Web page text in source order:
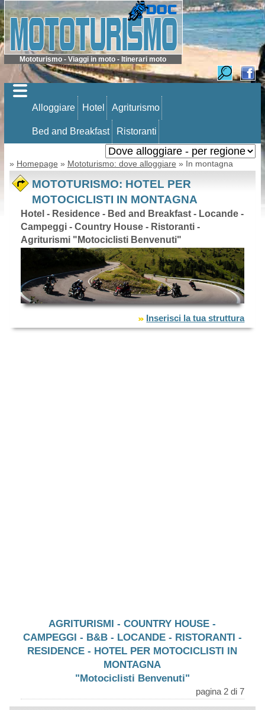
Mototurismo - Viaggi in moto - Itinerari moto
Alloggiare Hotel Agriturismo
Bed and Breakfast Ristoranti
» Homepage » Mototurismo: dove alloggiare » In montagna
MOTOTURISMO: HOTEL PER
MOTOCICLISTI IN MONTAGNA
Hotel - Residence - Bed and Breakfast - Locande -
Campeggi - Country House - Ristoranti -
Agriturismi "Motociclisti Benvenuti"
Inserisci la tua struttura
AGRITURISMI - COUNTRY HOUSE -
CAMPEGGI - B&B - LOCANDE - RISTORANTI -
RESIDENCE - HOTEL PER MOTOCICLISTI IN
MONTAGNA
"Motociclisti Benvenuti"
pagina 2 di 7